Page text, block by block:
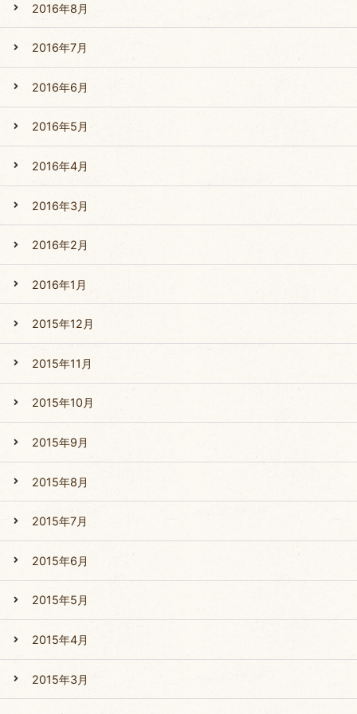
2016年8月
2016年7月
2016年6月
2016年5月
2016年4月
2016年3月
2016年2月
2016年1月
2015年12月
2015年11月
2015年10月
2015年9月
2015年8月
2015年7月
2015年6月
2015年5月
2015年4月
2015年3月